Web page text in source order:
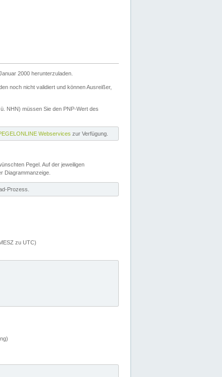
2000 herunterzuladen.
noch nicht validiert und können Ausreißer,
NHN) müssen Sie den PNP-Wert des
Webservices zur Verfügung.
Pegel. Auf der jeweiligen
Diagrammanzeige.
Prozess.
zu UTC)